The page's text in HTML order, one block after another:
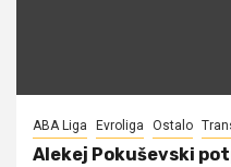
ABA Liga Evroliga Ostalo
Alekej Pokuševski